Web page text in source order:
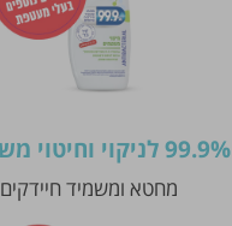
99.9% לניקוי וחיטוי משטחים
מחטא ומשמיד חיידקים